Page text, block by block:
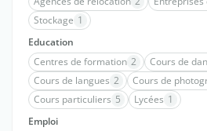
Stockage 1
Education
Centres de formation 2 Cours de
Cours de langues 2 Cours de
Cours particuliers 5 Lycées 1
Emploi